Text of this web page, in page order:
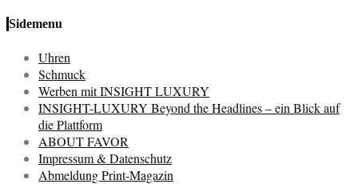
Sidemenu
Uhren
Schmuck
Werben mit INSIGHT LUXURY
INSIGHT-LUXURY Beyond the Headlines – ein Blick auf
die Plattform
ABOUT FAVOR
Impressum & Datenschutz
Abmeldung Print-Magazin